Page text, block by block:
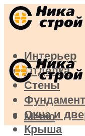
Интерьер
Отделка
Стены
Фундамент
Окна и
Крыша
Меню